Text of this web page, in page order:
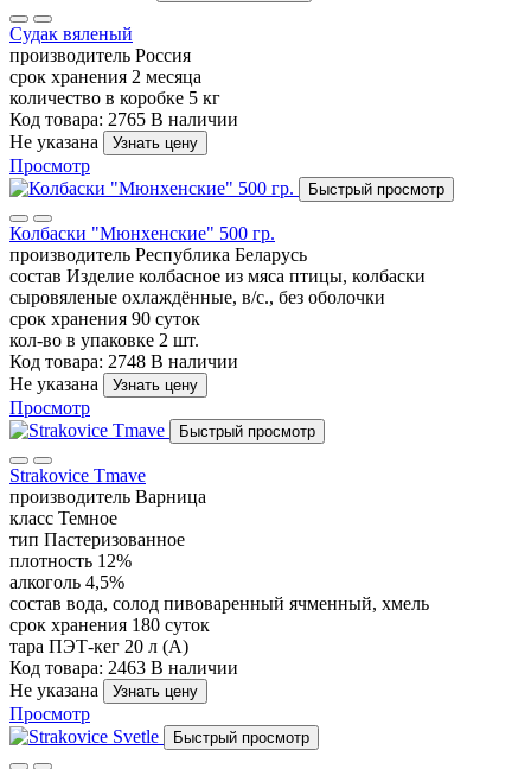
Судак вяленый
производитель Россия
срок хранения 2 месяца
количество в коробке 5 кг
Код товара: 2765 В наличии
Не указана
Узнать цену
Просмотр
Быстрый просмотр
Колбаски "Мюнхенские" 500 гр.
производитель Республика Беларусь
состав Изделие колбасное из мяса птицы, колбаски
сыровяленые охлаждённые, в/с., без оболочки
срок хранения 90 суток
кол-во в упаковке 2 шт.
Код товара: 2748 В наличии
Не указана
Узнать цену
Просмотр
Быстрый просмотр
Strakovice Tmave
производитель Варница
класс Темное
тип Пастеризованное
плотность 12%
алкоголь 4,5%
состав вода, солод пивоваренный ячменный, хмель
срок хранения 180 суток
тара ПЭТ-кег 20 л (А)
Код товара: 2463 В наличии
Не указана
Узнать цену
Просмотр
Быстрый просмотр